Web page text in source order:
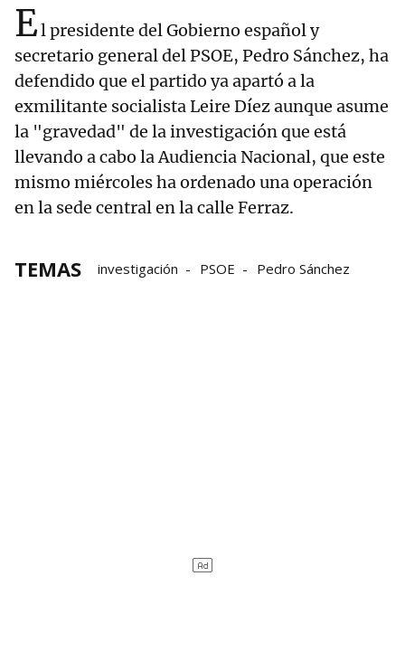
El presidente del Gobierno español y
secretario general del PSOE, Pedro Sánchez, ha
defendido que el partido ya apartó a la
exmilitante socialista Leire Díez aunque asume
la "gravedad" de la investigación que está
llevando a cabo la Audiencia Nacional, que este
mismo miércoles ha ordenado una operación
en la sede central en la calle Ferraz.
TEMAS investigación PSOE Pedro Sánchez